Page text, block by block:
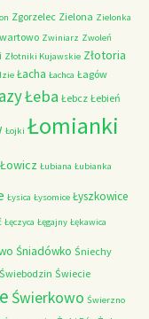
Zgorzelec Zielona Zielonka
Zwiniarz Zwoleń
Złotniki Kujawskie Złotoria
Łacha Łachca Łagów
Łeba Łebcz Łebień
Łojki Łomianki
Łowicz Łubiana Łubianka
Łysica Łysomice Łyszkowice
Łęczyca Łęgajny Łękawica
Śniadówko Śniechy
Świebodzin Świecie
Świerkowo Świerzno